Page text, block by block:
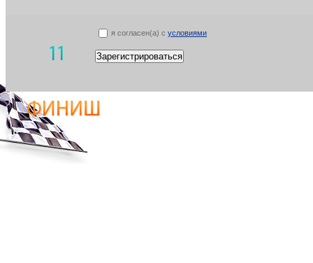
я согласен(а) с условиями
Зарегистрироваться